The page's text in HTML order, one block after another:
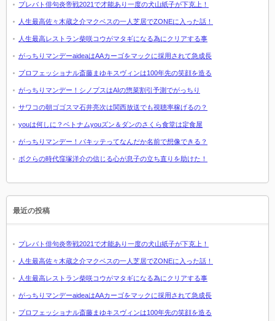
プレバト俳句炎帝戦2021で才能あり一度の犬山紙子が下克上！
人生最高佐々木蔵之介マクベスの一人芝居でZONEに入った話！
人生最高レストラン柴咲コウがマタギになる為にクリアする事
がっちりマンデーaideaはAAカーゴをマックに採用されて急成長
プロフェッショナル斎藤まゆキスヴィンは100年先の笑顔を造る
がっちりマンデー！シノプスはAIの惣菜割引予測でがっちり
サワコの朝ゴゴスマ石井亮次は関西放送でも視聴率稼げるの？
youは何しに？ベトナムyouズン＆ダンのさくら食堂は定食屋
がっちりマンデー！パキッテってなんだか名前で想像できる？
ボクらの時代窪塚洋介の信じる心が息子の立ち直りを助けた！
最近の投稿
プレバト俳句炎帝戦2021で才能あり一度の犬山紙子が下克上！
人生最高佐々木蔵之介マクベスの一人芝居でZONEに入った話！
人生最高レストラン柴咲コウがマタギになる為にクリアする事
がっちりマンデーaideaはAAカーゴをマックに採用されて急成長
プロフェッショナル斎藤まゆキスヴィンは100年先の笑顔を造る